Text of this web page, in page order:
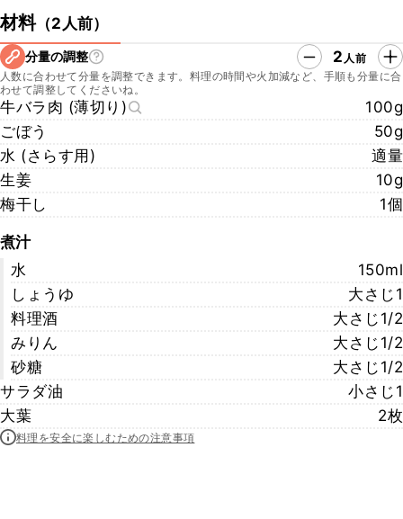
材料（2人前）
分量の調整 2 人前
人数に合わせて分量を調整できます。料理の時間や火加減など、手順も分量に合
わせて調整してくださいね。
牛バラ肉 (薄切り)
100g
ごぼう
50g
水 (さらす用)
適量
生姜
10g
梅干し
1個
煮汁
水
150ml
しょうゆ
大さじ1
料理酒
大さじ1/2
みりん
大さじ1/2
砂糖
大さじ1/2
サラダ油
小さじ1
大葉
2枚
料理を安全に楽しむための注意事項